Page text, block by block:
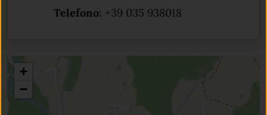
Telefono: +39 035 938018
+
−